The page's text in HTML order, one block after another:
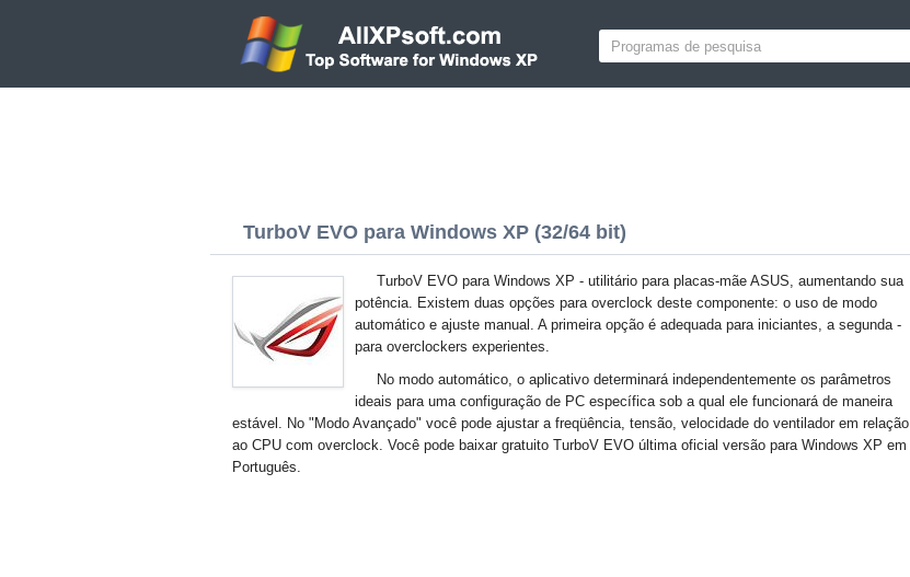
TurboV EVO para Windows XP (32/64 bit)
TurboV EVO para Windows XP - utilitário para placas-mãe ASUS, aumentando sua
potência. Existem duas opções para overclock deste componente: o uso de modo
automático e ajuste manual. A primeira opção é adequada para iniciantes, a segunda -
para overclockers experientes.
No modo automático, o aplicativo determinará independentemente os parâmetros
ideais para uma configuração de PC específica sob a qual ele funcionará de maneira
estável. No "Modo Avançado" você pode ajustar a freqüência, tensão, velocidade do ventilador em relação
ao CPU com overclock. Você pode baixar gratuito TurboV EVO última oficial versão para Windows XP em
Português.